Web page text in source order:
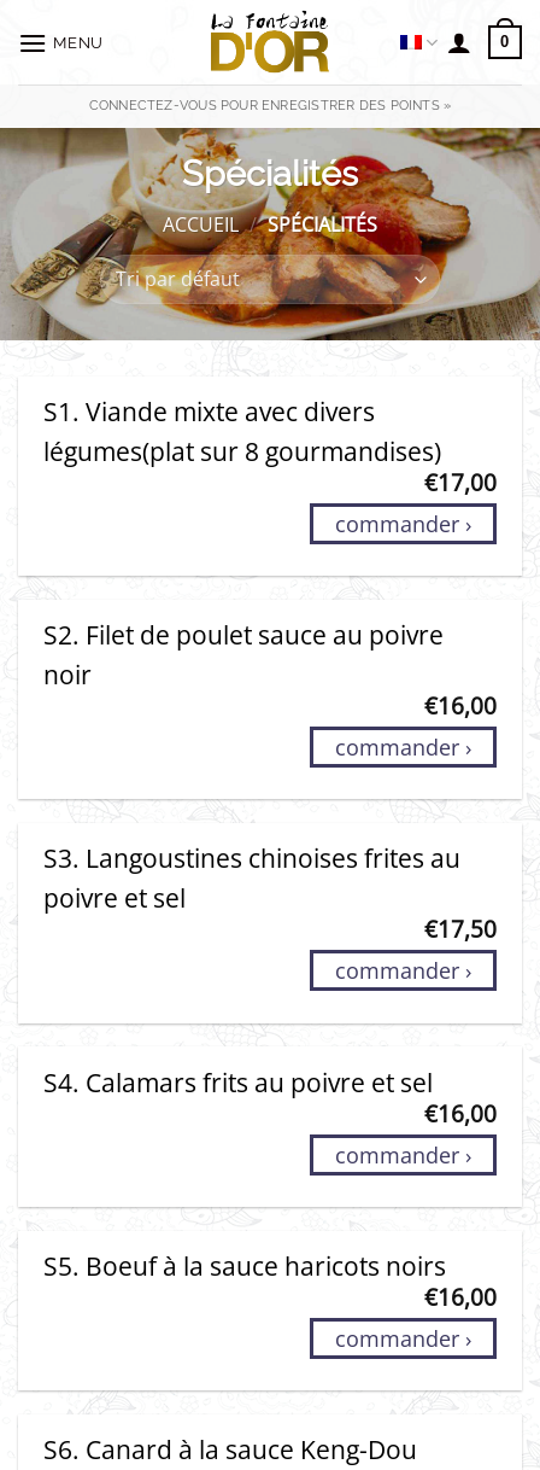
au
MENU 0
CONNECTEZ-VOUS POUR ENREGISTRER DES POINTS »
Spécialités
ACCUEIL / SPÉCIALITÉS
S1. Viande mixte avec divers
légumes(plat sur 8 gourmandises)
€17,00
commander ›
S2. Filet de poulet sauce au poivre
noir
€16,00
commander ›
S3. Langoustines chinoises frites au
poivre et sel
€17,50
commander ›
S4. Calamars frits au poivre et sel
€16,00
commander ›
S5. Boeuf à la sauce haricots noirs
€16,00
commander ›
S6. Canard à la sauce Keng-Dou